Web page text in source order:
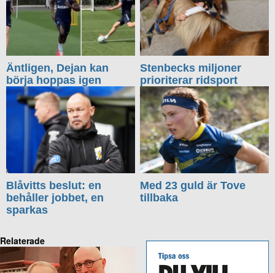
Äntligen, Dejan kan
börja hoppas igen
Stenbecks miljoner
prioriterar ridsport
Blåvitts beslut: en
behåller jobbet, en
sparkas
Med 23 guld är Tove
tillbaka
Relaterade